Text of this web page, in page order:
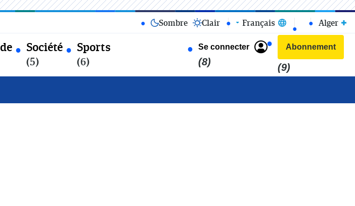
Société
(5)
Sports
(6)
Se connecter
(8)
Abonnement
(9)
Sombre Clair Français Alger